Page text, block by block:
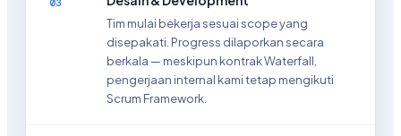
03
Tim mulai bekerja sesuai scope yang
disepakati. Progress dilaporkan secara
berkala — meskipun kontrak Waterfall,
pengerjaan internal kami tetap mengikuti
Scrum Framework.